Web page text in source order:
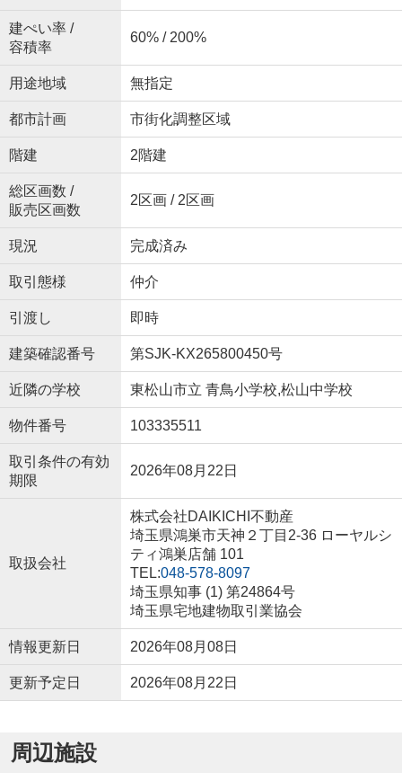
建ぺい率 /
容積率
60% / 200%
用途地域 無指定
都市計画 市街化調整区域
階建 2階建
総区画数 /
販売区画数
2区画 / 2区画
現況 完成済み
取引態様 仲介
引渡し 即時
建築確認番号 第SJK-KX265800450号
近隣の学校 東松山市立 青鳥小学校,松山中学校
物件番号 103335511
取引条件の有効
期限
2026年08月22日
取扱会社
株式会社DAIKICHI不動産
埼玉県鴻巣市天神２丁目2-36 ローヤルシ
ティ鴻巣店舗 101
TEL:048-578-8097
埼玉県知事 (1) 第24864号
埼玉県宅地建物取引業協会
情報更新日 2026年08月08日
更新予定日 2026年08月22日
周辺施設